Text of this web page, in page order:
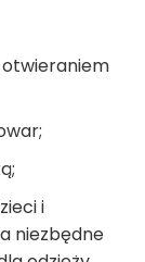
otwieraniem
i
niezbędne